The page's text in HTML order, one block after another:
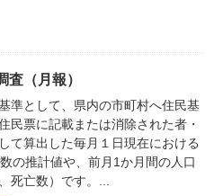
査（月報）
準として、県内の市町村へ住民基
民票に記載または消除された者・
て算出した毎月１日現在における
の推計値や、前月1か月間の人口
死亡数）です。...